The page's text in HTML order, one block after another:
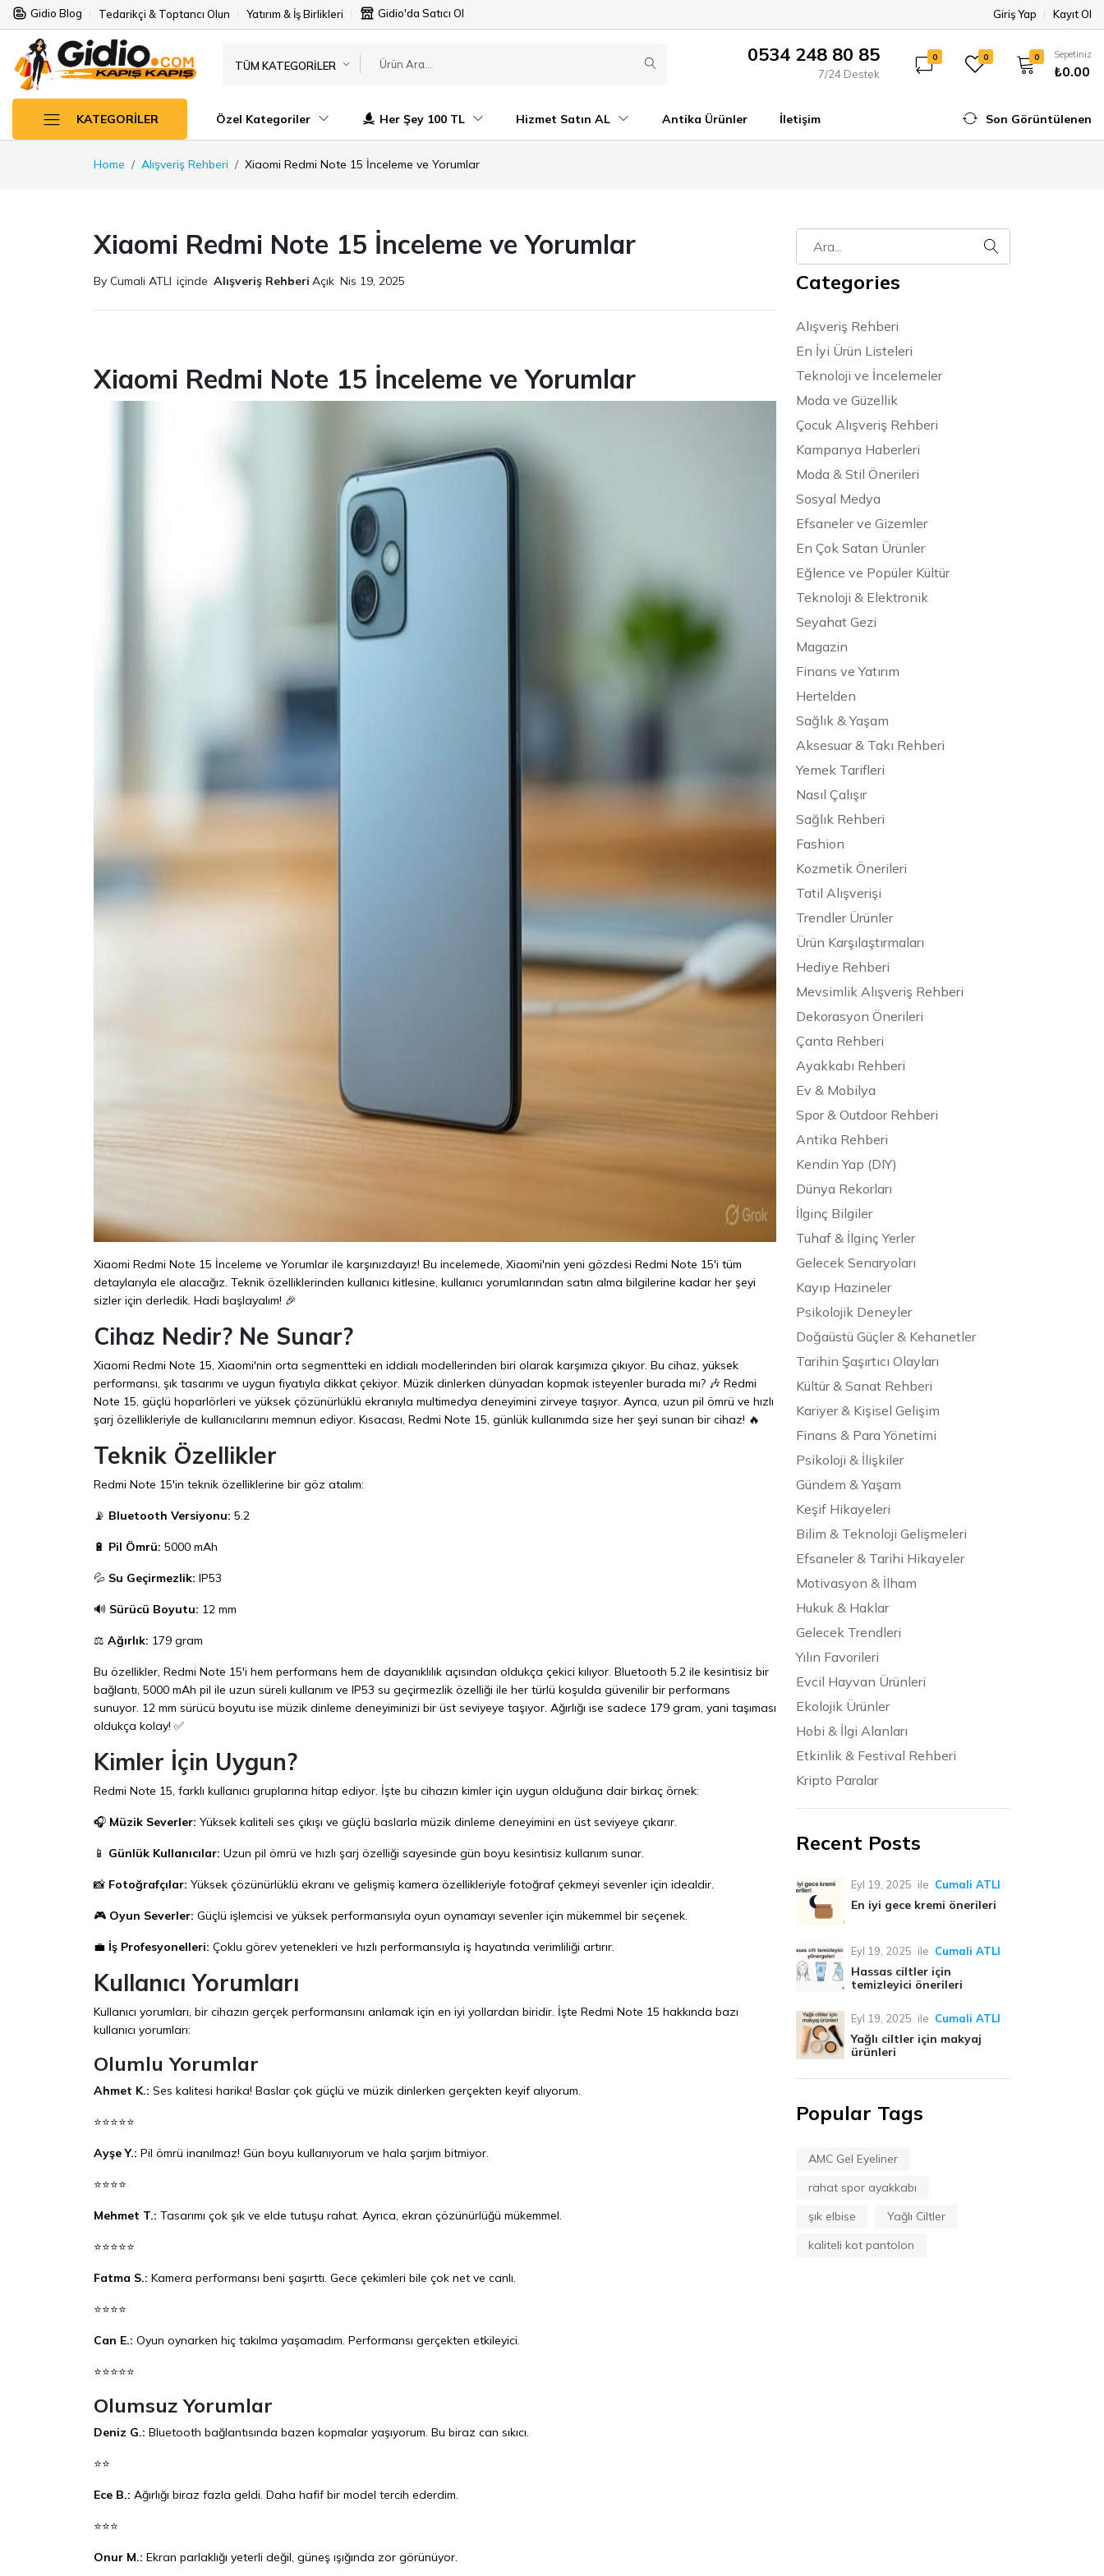
Gidio Blog Tedarikçi & Toptancı Olun Yatırım & İş Birlikleri Gidio'da Satıcı Ol Giriş Yap Kayıt Ol
TÜM KATEGORILER 0534 248 80 85
7/24 Destek
0 0 0 Sepetiniz
₺0.00
KATEGORILER Özel Kategoriler Her Şey 100 TL Hizmet Satın AL Antika Ürünler İletişim Son Görüntülenen
Home Alışveriş Rehberi Xiaomi Redmi Note 15 İnceleme ve Yorumlar
Xiaomi Redmi Note 15 İnceleme ve Yorumlar
By Cumali ATLI içinde Alışveriş Rehberi Açık Nis 19, 2025
Xiaomi Redmi Note 15 İnceleme ve Yorumlar
Xiaomi Redmi Note 15 İnceleme ve Yorumlar ile karşınızdayız! Bu incelemede, Xiaomi'nin yeni gözdesi Redmi Note 15'i tüm
detaylarıyla ele alacağız. Teknik özelliklerinden kullanıcı kitlesine, kullanıcı yorumlarından satın alma bilgilerine kadar her şeyi
sizler için derledik. Hadi başlayalım! 🎉
Cihaz Nedir? Ne Sunar?
Xiaomi Redmi Note 15, Xiaomi'nin orta segmentteki en iddialı modellerinden biri olarak karşımıza çıkıyor. Bu cihaz, yüksek
performansı, şık tasarımı ve uygun fiyatıyla dikkat çekiyor. Müzik dinlerken dünyadan kopmak isteyenler burada mı? 🎶 Redmi
Note 15, güçlü hoparlörleri ve yüksek çözünürlüklü ekranıyla multimedya deneyimini zirveye taşıyor. Ayrıca, uzun pil ömrü ve hızlı
şarj özellikleriyle de kullanıcılarını memnun ediyor. Kısacası, Redmi Note 15, günlük kullanımda size her şeyi sunan bir cihaz! 🔥
Teknik Özellikler
Redmi Note 15'in teknik özelliklerine bir göz atalım:
📡 Bluetooth Versiyonu: 5.2
🔋 Pil Ömrü: 5000 mAh
💦 Su Geçirmezlik: IP53
🔊 Sürücü Boyutu: 12 mm
⚖️ Ağırlık: 179 gram
Bu özellikler, Redmi Note 15'i hem performans hem de dayanıklılık açısından oldukça çekici kılıyor. Bluetooth 5.2 ile kesintisiz bir
bağlantı, 5000 mAh pil ile uzun süreli kullanım ve IP53 su geçirmezlik özelliği ile her türlü koşulda güvenilir bir performans
sunuyor. 12 mm sürücü boyutu ise müzik dinleme deneyiminizi bir üst seviyeye taşıyor. Ağırlığı ise sadece 179 gram, yani taşıması
oldukça kolay! ✅
Kimler İçin Uygun?
Redmi Note 15, farklı kullanıcı gruplarına hitap ediyor. İşte bu cihazın kimler için uygun olduğuna dair birkaç örnek:
🎧 Müzik Severler: Yüksek kaliteli ses çıkışı ve güçlü baslarla müzik dinleme deneyimini en üst seviyeye çıkarır.
📱 Günlük Kullanıcılar: Uzun pil ömrü ve hızlı şarj özelliği sayesinde gün boyu kesintisiz kullanım sunar.
📸 Fotoğrafçılar: Yüksek çözünürlüklü ekranı ve gelişmiş kamera özellikleriyle fotoğraf çekmeyi sevenler için idealdir.
🎮 Oyun Severler: Güçlü işlemcisi ve yüksek performansıyla oyun oynamayı sevenler için mükemmel bir seçenek.
💼 İş Profesyonelleri: Çoklu görev yetenekleri ve hızlı performansıyla iş hayatında verimliliği artırır.
Kullanıcı Yorumları
Kullanıcı yorumları, bir cihazın gerçek performansını anlamak için en iyi yollardan biridir. İşte Redmi Note 15 hakkında bazı
kullanıcı yorumları:
Olumlu Yorumlar
Ahmet K.: Ses kalitesi harika! Baslar çok güçlü ve müzik dinlerken gerçekten keyif alıyorum.
⭐⭐⭐⭐⭐
Ayşe Y.: Pil ömrü inanılmaz! Gün boyu kullanıyorum ve hala şarjım bitmiyor.
⭐⭐⭐⭐
Mehmet T.: Tasarımı çok şık ve elde tutuşu rahat. Ayrıca, ekran çözünürlüğü mükemmel.
⭐⭐⭐⭐⭐
Fatma S.: Kamera performansı beni şaşırttı. Gece çekimleri bile çok net ve canlı.
⭐⭐⭐⭐
Can E.: Oyun oynarken hiç takılma yaşamadım. Performansı gerçekten etkileyici.
⭐⭐⭐⭐⭐
Olumsuz Yorumlar
Deniz G.: Bluetooth bağlantısında bazen kopmalar yaşıyorum. Bu biraz can sıkıcı.
⭐⭐
Ece B.: Ağırlığı biraz fazla geldi. Daha hafif bir model tercih ederdim.
⭐⭐⭐
Onur M.: Ekran parlaklığı yeterli değil, güneş ışığında zor görünüyor.
Categories
Alışveriş Rehberi
En İyi Ürün Listeleri
Teknoloji ve İncelemeler
Moda ve Güzellik
Çocuk Alışveriş Rehberi
Kampanya Haberleri
Moda & Stil Önerileri
Sosyal Medya
Efsaneler ve Gizemler
En Çok Satan Ürünler
Eğlence ve Popüler Kültür
Teknoloji & Elektronik
Seyahat Gezi
Magazin
Finans ve Yatırım
Hertelden
Sağlık & Yaşam
Aksesuar & Takı Rehberi
Yemek Tarifleri
Nasıl Çalışır
Sağlık Rehberi
Fashion
Kozmetik Önerileri
Tatil Alışverişi
Trendler Ürünler
Ürün Karşılaştırmaları
Hediye Rehberi
Mevsimlik Alışveriş Rehberi
Dekorasyon Önerileri
Çanta Rehberi
Ayakkabı Rehberi
Ev & Mobilya
Spor & Outdoor Rehberi
Antika Rehberi
Kendin Yap (DIY)
Dünya Rekorları
İlginç Bilgiler
Tuhaf & İlginç Yerler
Gelecek Senaryoları
Kayıp Hazineler
Psikolojik Deneyler
Doğaüstü Güçler & Kehanetler
Tarihin Şaşırtıcı Olayları
Kültür & Sanat Rehberi
Kariyer & Kişisel Gelişim
Finans & Para Yönetimi
Psikoloji & İlişkiler
Gündem & Yaşam
Keşif Hikayeleri
Bilim & Teknoloji Gelişmeleri
Efsaneler & Tarihi Hikayeler
Motivasyon & İlham
Hukuk & Haklar
Gelecek Trendleri
Yılın Favorileri
Evcil Hayvan Ürünleri
Ekolojik Ürünler
Hobi & İlgi Alanları
Etkinlik & Festival Rehberi
Kripto Paralar
Recent Posts
Eyl 19, 2025 ile Cumali ATLI
En iyi gece kremi önerileri
Eyl 19, 2025 ile Cumali ATLI
Hassas ciltler için
temizleyici önerileri
Eyl 19, 2025 ile Cumali ATLI
Yağlı ciltler için makyaj
ürünleri
Popular Tags
AMC Gel Eyeliner
rahat spor ayakkabı
şık elbise
Yağlı Ciltler
kaliteli kot pantolon